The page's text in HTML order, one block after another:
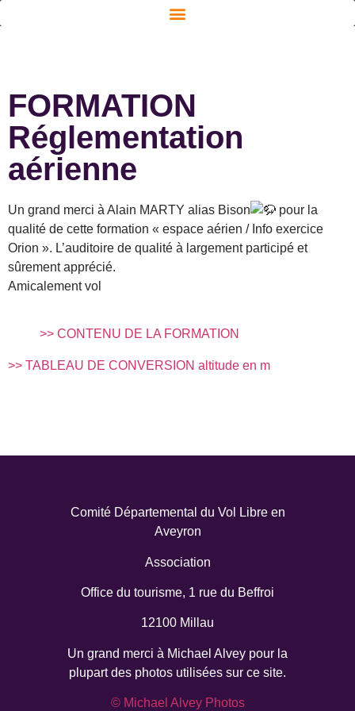
FORMATION
Réglementation
aérienne
Un grand merci à Alain MARTY alias Bison
pour la
qualité de cette formation « espace aérien / Info exercice
Orion ». L’auditoire de qualité à largement participé et
sûrement apprécié.
Amicalement vol
>> CONTENU DE LA FORMATION
>> TABLEAU DE CONVERSION altitude en m
Comité Départemental du Vol Libre en
Aveyron
Association
Office du tourisme, 1 rue du Beffroi
12100 Millau
Un grand merci à Michael Alvey pour la
plupart des photos utilisées sur ce site.
© Michael Alvey Photos